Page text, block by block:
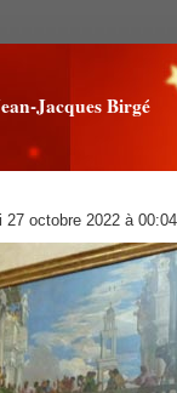
Jacques Birgé
27 octobre 2022 à